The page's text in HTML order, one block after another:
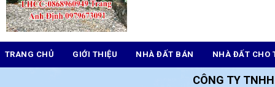
TRANG CHỦ GIỚI THIỆU NHÀ ĐẤT BÁN NHÀ ĐẤT CHO
CÔNG TY